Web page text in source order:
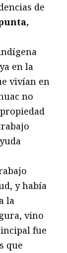
de
en la
vivían en
no
y había
la
vino
fue
que